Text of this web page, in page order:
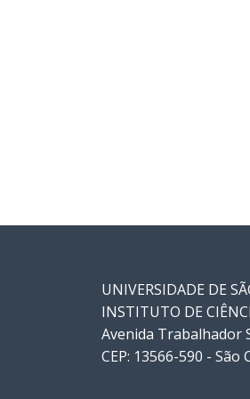
UNIVERSIDADE DE
INSTITUTO DE
Avenida Trabalhador
CEP: 13566-590 - São